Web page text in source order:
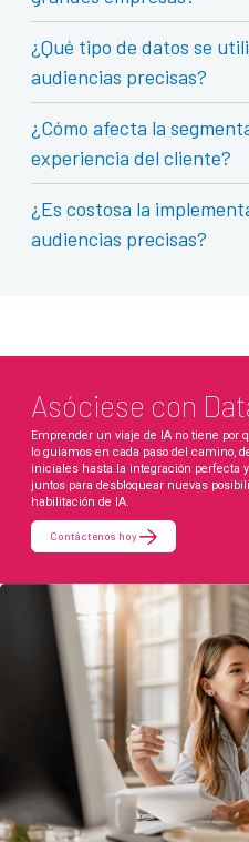
¿Qué tipo de datos se
audiencias precisas?
¿Cómo afecta la
experiencia del cliente?
¿Es costosa la
audiencias precisas?
Asóciese con
Emprender un viaje de IA no tiene por
lo guiamos en cada paso del camino,
iniciales hasta la integración perfecta
juntos para desbloquear nuevas
habilitación de IA.
Contáctenos hoy